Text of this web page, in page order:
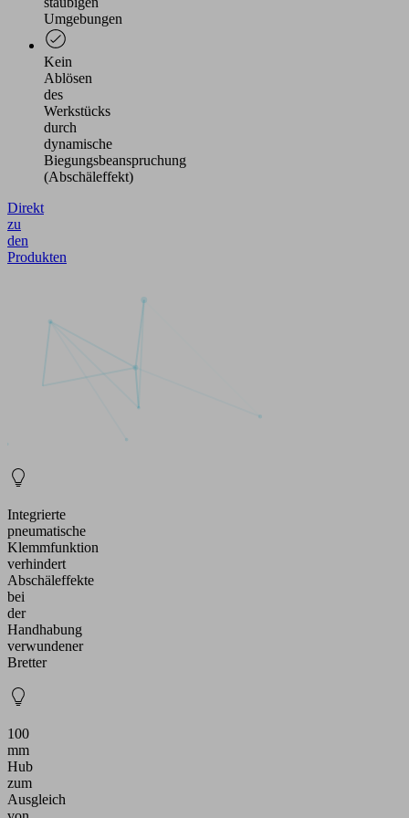
Umgebungen
Kein
Ablösen
des
Werkstücks
durch
dynamische
Biegungsbeanspruchung
(Abschäleffekt)
Direkt
zu
den
Produkten
Integrierte
pneumatische
Klemmfunktion
verhindert
Abschäleffekte
bei
der
Handhabung
verwundener
Bretter
100
mm
Hub
zum
Ausgleich